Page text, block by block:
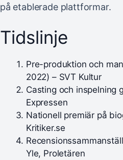
på etablerade plattformar.
Tidslinje
Pre-produktion och
2022) – SVT Kultur
Casting och inspelning
Expressen
Nationell premiär på
Kritiker.se
Yle, Proletären